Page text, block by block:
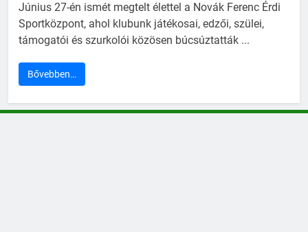
Június 27-én ismét megtelt élettel a Novák Ferenc Érdi
Sportközpont, ahol klubunk játékosai, edzői, szülei,
támogatói és szurkolói közösen búcsúztatták ...
Bővebben…